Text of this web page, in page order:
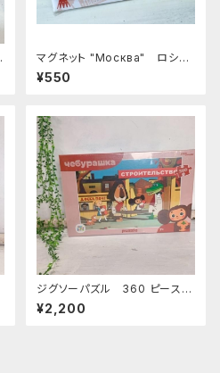
マグネット "Москва" ロシア
土産に最適 ZZ272
¥550
ジグソーパズル 360 ピース
「 チェブラーシカ」
¥2,200